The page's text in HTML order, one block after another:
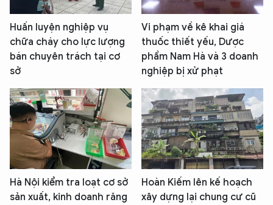
Huấn luyện nghiệp vụ
chữa cháy cho lực lượng
bán chuyên trách tại cơ
sở
Vi phạm về kê khai giá
thuốc thiết yếu, Dược
phẩm Nam Hà và 3 doanh
nghiệp bị xử phạt
Hà Nội kiểm tra loạt cơ sở
sản xuất, kinh doanh răng
Hoàn Kiếm lên kế hoạch
xây dựng lại chung cư cũ